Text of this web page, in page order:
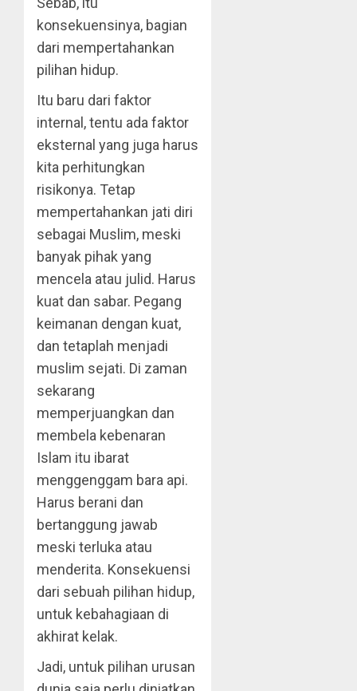
konsekuensinya, bagian
dari mempertahankan
pilihan hidup.
Itu baru dari faktor
internal, tentu ada faktor
eksternal yang juga harus
kita perhitungkan
risikonya. Tetap
mempertahankan jati diri
sebagai Muslim, meski
banyak pihak yang
mencela atau julid. Harus
kuat dan sabar. Pegang
keimanan dengan kuat,
dan tetaplah menjadi
muslim sejati. Di zaman
sekarang
memperjuangkan dan
membela kebenaran
Islam itu ibarat
menggenggam bara api.
Harus berani dan
bertanggung jawab
meski terluka atau
menderita. Konsekuensi
dari sebuah pilihan hidup,
untuk kebahagiaan di
akhirat kelak.
Jadi, untuk pilihan urusan